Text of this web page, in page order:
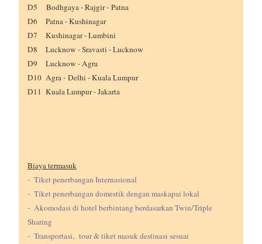
D5 Bodhgaya - Rajgir - Patna
D6 Patna - Kushinagar
D7 Kushinagar - Lumbini
D8 Lucknow - Sravasti - Lucknow
D9 Lucknow - Agra
D10 Agra - Delhi - Kuala Lumpur
D11 Kuala Lumpur - Jakarta
Biaya termasuk
- Tiket penerbangan Internasional
- Tiket penerbangan domestik dengan maskapai lokal
- Akomodasi di hotel berbintang berdasarkan Twin/Triple
Sharing
- Transportasi, tour & tiket masuk destinasi sesuai